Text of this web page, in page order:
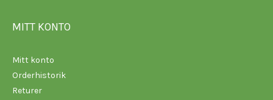
MITT KONTO
Mitt konto
Orderhistorik
Returer